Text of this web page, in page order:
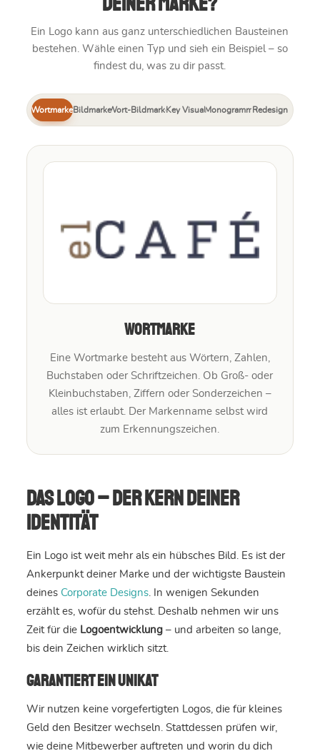
deiner Marke?
Ein Logo kann aus ganz unterschiedlichen Bausteinen
bestehen. Wähle einen Typ und sieh ein Beispiel – so
findest du, was zu dir passt.
WortmarkeBildmarkeWort-BildmarkeKey VisualMonogramm Redesign
Wortmarke
Eine Wortmarke besteht aus Wörtern, Zahlen,
Buchstaben oder Schriftzeichen. Ob Groß- oder
Kleinbuchstaben, Ziffern oder Sonderzeichen –
alles ist erlaubt. Der Markenname selbst wird
zum Erkennungszeichen.
Das Logo – der Kern deiner
Identität
Ein Logo ist weit mehr als ein hübsches Bild. Es ist der
Ankerpunkt deiner Marke und der wichtigste Baustein
deines Corporate Designs. In wenigen Sekunden
erzählt es, wofür du stehst. Deshalb nehmen wir uns
Zeit für die Logoentwicklung– und arbeiten so lange,
bis dein Zeichen wirklich sitzt.
Garantiert ein Unikat
Wir nutzen keine vorgefertigten Logos, die für kleines
Geld den Besitzer wechseln. Stattdessen prüfen wir,
wie deine Mitbewerber auftreten und worin du dich